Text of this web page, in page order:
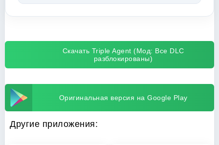
Скачать Triple Agent (Мод: Все DLC
разблокированы)
Оригинальная версия на Google Play
Другие приложения: